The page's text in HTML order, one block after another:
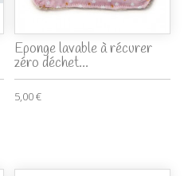
Eponge lavable à récurer
zéro déchet...
5,00 €